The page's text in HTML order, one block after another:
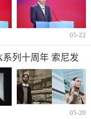
05-22
列十周年 索尼发
05-20